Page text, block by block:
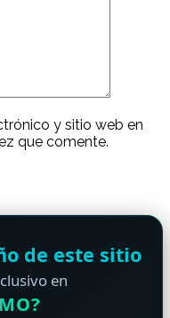
y sitio web en
que comente.
de este sitio
en